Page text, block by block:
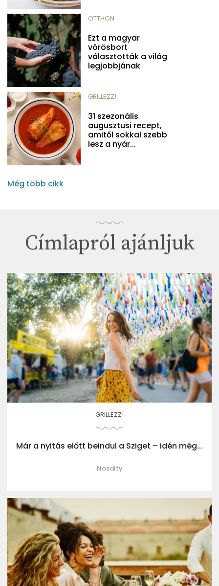
OTTHON
Ezt a magyar
vörösbort
választották a világ
legjobbjának
GRILLEZZ!
31 szezonális
augusztusi recept,
amitől sokkal szebb
lesz a nyár...
Még több cikk
Címlapról ajánljuk
GRILLEZZ!
Már a nyitás előtt beindul a Sziget – idén még...
Nosalty